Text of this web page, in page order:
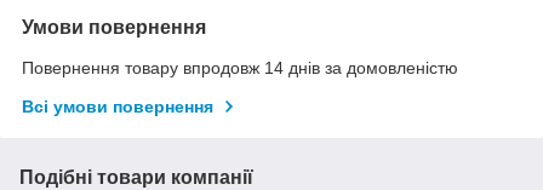
Умови повернення
Повернення товару впродовж 14 днів за домовленістю
Всі умови повернення
Подібні товари компанії